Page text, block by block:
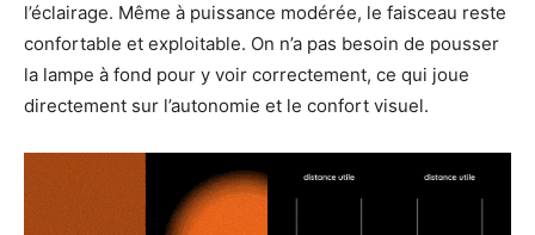
l’éclairage. Même à puissance modérée, le faisceau reste
confortable et exploitable. On n’a pas besoin de pousser
la lampe à fond pour y voir correctement, ce qui joue
directement sur l’autonomie et le confort visuel.